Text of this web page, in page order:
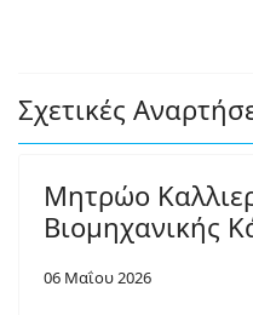
Σχετικές
Μητρώο
Βιομηχανικής
06 Μαΐου 2026